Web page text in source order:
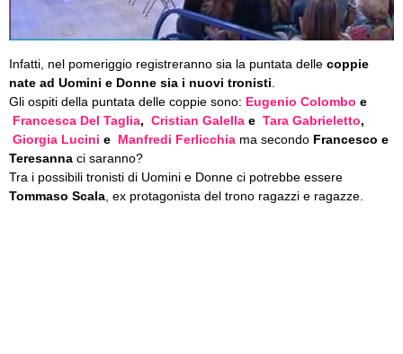
Infatti, nel pomeriggio registreranno sia la puntata delle coppie
nate ad Uomini e Donne sia i nuovi tronisti
Gli ospiti della puntata delle coppie sono: Eugenio Colombo e
Francesca Del Taglia, Cristian Galella e Tara Gabrieletto,
Giorgia Lucini e Manfredi Ferlicchia ma secondo Francesco e
Teresanna ci saranno?
Tra i possibili tronisti di Uomini e Donne ci potrebbe essere
Tommaso Scala , ex protagonista del trono ragazzi e ragazze.